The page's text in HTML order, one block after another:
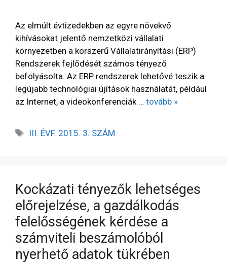
Az elmúlt évtizedekben az egyre növekvő
kihívásokat jelentő nemzetközi vállalati
környezetben a korszerű Vállalatirányítási (ERP)
Rendszerek fejlődését számos tényező
befolyásolta. Az ERP rendszerek lehetővé teszik a
legújabb technológiai újítások használatát, például
az Internet, a videokonferenciák … tovább »
III. ÉVF. 2015. 3. SZÁM
Kockázati tényezők lehetséges
előrejelzése, a gazdálkodás
felelősségének kérdése a
számviteli beszámolóból
nyerhető adatok tükrében